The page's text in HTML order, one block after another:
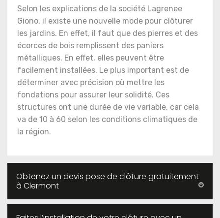
Selon les explications de la société Lagrenee
Giono, il existe une nouvelle mode pour clôturer
les jardins. En effet, il faut que des pierres et des
écorces de bois remplissent des paniers
métalliques. En effet, elles peuvent être
facilement installées. Le plus important est de
déterminer avec précision où mettre les
fondations pour assurer leur solidité. Ces
structures ont une durée de vie variable, car cela
va de 10 à 60 selon les conditions climatiques de
la région.
Obtenez un devis pose de clôture gratuitement
à Clermont